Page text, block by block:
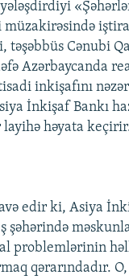
Cənubi
Azərbaycanda
inkişafını
İnkişaf Bankı
layihə həyata
edir ki, Asiya
şəhərində
problemlərinin
qərarındadır.